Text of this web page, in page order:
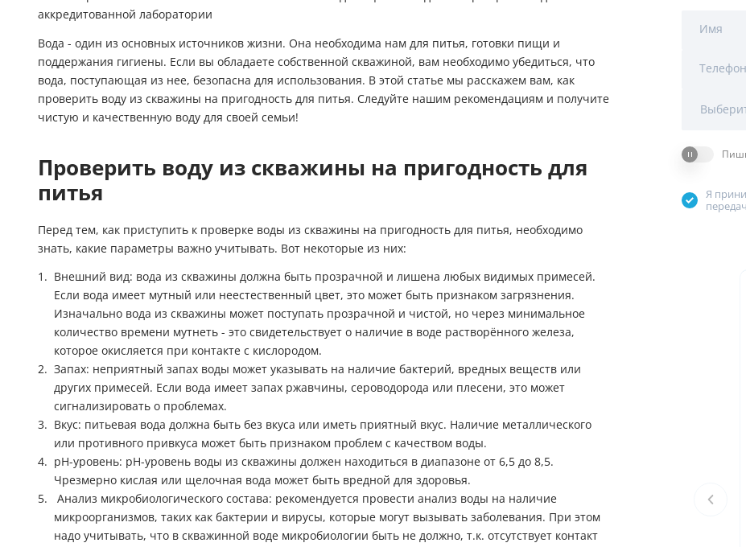
Фирменные магазины
Дозирующие насосы
Ёмкости для воды
Компрессоры для систем аэрации
Колонны очистки воды
Фильтры от извести
Фильтры грубой очистки воды
Фильтры тонкой очистки
аккредитованной лаборатории
Вода - один из основных источников жизни. Она необходима нам для питья, готовки пищи и
поддержания гигиены. Если вы обладаете собственной скважиной, вам необходимо убедиться, что
вода, поступающая из нее, безопасна для использования. В этой статье мы расскажем вам, как
проверить воду из скважины на пригодность для питья. Следуйте нашим рекомендациям и получите
чистую и качественную воду для своей семьи!
Проверить воду из скважины на пригодность для
питья
Перед тем, как приступить к проверке воды из скважины на пригодность для питья, необходимо
знать, какие параметры важно учитывать. Вот некоторые из них:
Внешний вид: вода из скважины должна быть прозрачной и лишена любых видимых примесей.
Если вода имеет мутный или неестественный цвет, это может быть признаком загрязнения.
Изначально вода из скважины может поступать прозрачной и чистой, но через минимальное
количество времени мутнеть - это свидетельствует о наличие в воде растворённого железа,
которое окисляется при контакте с кислородом.
Запах: неприятный запах воды может указывать на наличие бактерий, вредных веществ или
других примесей. Если вода имеет запах ржавчины, сероводорода или плесени, это может
сигнализировать о проблемах.
Вкус: питьевая вода должна быть без вкуса или иметь приятный вкус. Наличие металлического
или противного привкуса может быть признаком проблем с качеством воды.
pH-уровень: pH-уровень воды из скважины должен находиться в диапазоне от 6,5 до 8,5.
Чрезмерно кислая или щелочная вода может быть вредной для здоровья.
Анализ микробиологического состава: рекомендуется провести анализ воды на наличие
микроорганизмов, таких как бактерии и вирусы, которые могут вызывать заболевания. При этом
надо учитывать, что в скважинной воде микробиологии быть не должно, т.к. отсутствует контакт
Имя
Телефон
Я